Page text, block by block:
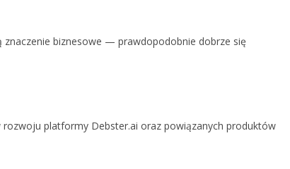
znaczenie biznesowe — prawdopodobnie dobrze się
platformy Debster.ai oraz powiązanych produktów